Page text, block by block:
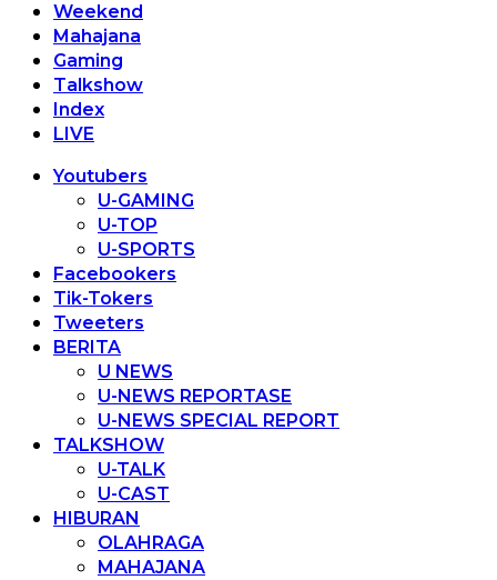
Weekend
Mahajana
Gaming
Talkshow
Index
LIVE
Youtubers
U-GAMING
U-TOP
U-SPORTS
Facebookers
Tik-Tokers
Tweeters
BERITA
U NEWS
U-NEWS REPORTASE
U-NEWS SPECIAL REPORT
TALKSHOW
U-TALK
U-CAST
HIBURAN
OLAHRAGA
MAHAJANA